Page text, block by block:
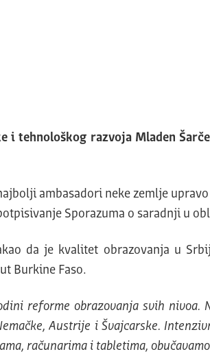
i tehnološkog razvoja Mladen
ambasadori neke zemlje
Sporazuma o saradnji u
da je kvalitet obrazovanja u
Burkine Faso.
reforme obrazovanja svih nivoa.
Austrije i Švajcarske.
računarima i tabletima,